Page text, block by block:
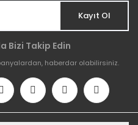
Kayıt Ol
Bizi Takip Edin
haberdar olabilirsiniz.